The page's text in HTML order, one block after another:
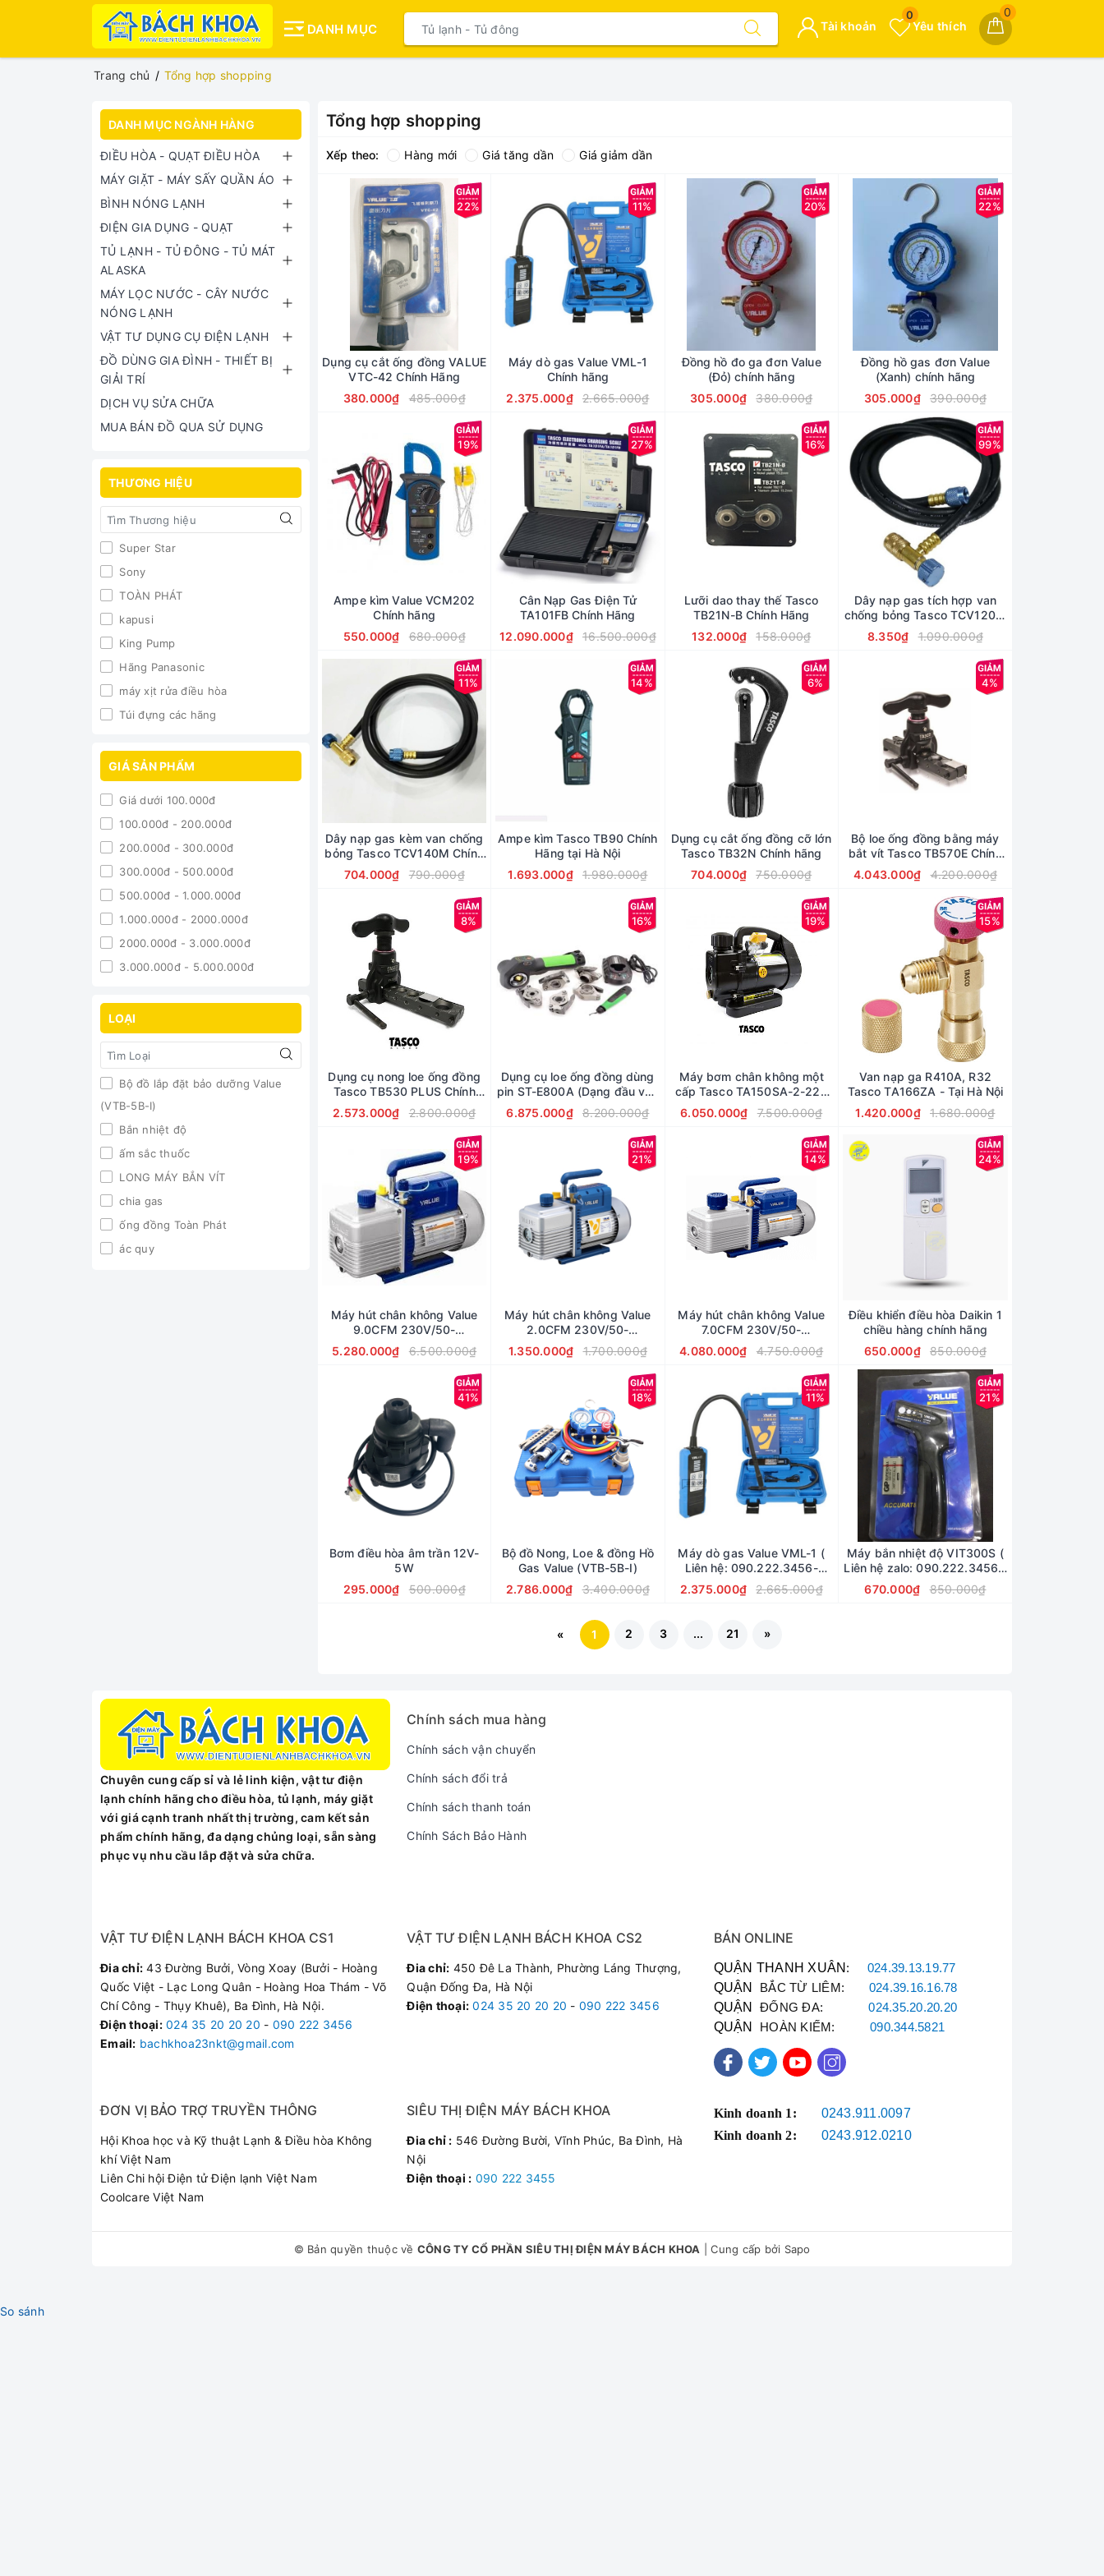
DANH MỤC
0
Yêu thích
0
Tài khoản
Trang chủ Tổng hợp shopping
DANH MỤC NGÀNH HÀNG
ĐIỀU HÒA - QUẠT ĐIỀU HÒA
MÁY GIẶT - MÁY SẤY QUẦN ÁO
BÌNH NÓNG LẠNH
ĐIỆN GIA DỤNG - QUẠT
TỦ LẠNH - TỦ ĐÔNG - TỦ MÁT
ALASKA
MÁY LỌC NƯỚC - CÂY NƯỚC
NÓNG LẠNH
VẬT TƯ DỤNG CỤ ĐIỆN LẠNH
ĐỒ DÙNG GIA ĐÌNH - THIẾT BỊ
GIẢI TRÍ
DỊCH VỤ SỬA CHỮA
MUA BÁN ĐỒ QUA SỬ DỤNG
THƯƠNG HIỆU
Super Star
Sony
TOÀN PHÁT
kapusi
King Pump
Hãng Panasonic
máy xịt rửa điều hòa
Túi đựng các hãng
Romano
goldsun
Hitops
Bach Khoa
gree
Daewoo
MITSUBISHI HEAVY
Chunghop
Mitsubishi
Bách Khoa
DAIKIN
Midea
Bosch
PANASONIC
Rossi
Hans
Picenza
ARISTON
Electrolux
SHARP
GIÁ SẢN PHẨM
Giá dưới 100.000đ
100.000đ - 200.000đ
200.000đ - 300.000đ
300.000đ - 500.000đ
500.000đ - 1.000.000đ
1.000.000đ - 2000.000đ
2000.000đ - 3.000.000đ
3.000.000đ - 5.000.000đ
Giá trên 10.000.000đ
LOẠI
Bộ đồ lắp đặt bảo dưỡng Value
(VTB-5B-I)
Bắn nhiệt độ
ấm sắc thuốc
LONG MÁY BẮN VÍT
chia gas
ống đồng Toàn Phát
ác quy
Khay đá
Máy rửa xe
Thanh đốt
Gía đỡ điều hòa
Bình nước nóng TITANIO
Máy bắn Bulong
LƯỚI LỌC
Bơm điều hòa âm trần
Block tủ lạnh
Giá treo tivi
Sưởi gốm
Điều hòa Casper
Vật tư
Bơm máy giặt LG
Chữ T
Mỏ lết
Kéo cắt sắt
Tổng hợp shopping
Xếp theo: Hàng mới Giá tăng dần Giá giảm dần
22%
Dụng cụ cắt ống đồng VALUE
VTC-42 Chính Hãng
380.000₫
485.000₫
11%
Máy dò gas Value VML-1
Chính hãng
2.375.000₫
2.665.000₫
20%
Đồng hồ đo ga đơn Value
(Đỏ) chính hãng
305.000₫
380.000₫
22%
Đồng hồ gas đơn Value
(Xanh) chính hãng
305.000₫
390.000₫
19%
Ampe kìm Value VCM202
Chính hãng
550.000₫
680.000₫
27%
Cân Nạp Gas Điện Tử
TA101FB Chính Hãng
12.090.000₫
16.500.000₫
16%
Lưỡi dao thay thế Tasco
TB21N-B Chính Hãng
132.000₫
158.000₫
99%
Dây nạp gas tích hợp van
chống bỏng Tasco TCV120M
chính hãng
8.350₫ 1.090.000₫
11%
Dây nạp gas kèm van chống
bỏng Tasco TCV140M Chính
Hãng
704.000₫ 790.000₫
14%
Ampe kìm Tasco TB90 Chính
Hãng tại Hà Nội
1.693.000₫
1.980.000₫
6%
Dụng cụ cắt ống đồng cỡ lớn
Tasco TB32N Chính hãng
704.000₫
750.000₫
4%
Bộ loe ống đồng bằng máy
bắt vít Tasco TB570E Chính
hãng
4.043.000₫ 4.200.000₫
8%
Dụng cụ nong loe ống đồng
Tasco TB530 PLUS Chính
Hãng
2.573.000₫ 2.800.000₫
16%
Dụng cụ loe ống đồng dùng
pin ST-E800A (Dạng đầu vặn
tròn)
6.875.000₫ 8.200.000₫
19%
Máy bơm chân không một
cấp Tasco TA150SA-2-220
tại Hà Nội
6.050.000₫ 7.500.000₫
15%
Van nạp ga R410A, R32
Tasco TA166ZA - Tại Hà Nội
1.420.000₫
1.680.000₫
19%
Máy hút chân không Value
9.0CFM 230V/50-
60Hz(VE280N) tại Hà Nội
5.280.000₫ 6.500.000₫
21%
Máy hút chân không Value
2.0CFM 230V/50-
60Hz(VE115N) tại Hà Nội
1.350.000₫ 1.700.000₫
14%
Máy hút chân không Value
7.0CFM 230V/50-
60Hz(VE260N) tại Hà Nội
4.080.000₫ 4.750.000₫
24%
Điều khiển điều hòa Daikin 1
chiều hàng chính hãng
650.000₫
850.000₫
41%
Bơm điều hòa âm trần 12V-
5W
295.000₫
500.000₫
18%
Bộ đồ Nong, Loe & đồng Hồ
Gas Value (VTB-5B-I)
2.786.000₫
3.400.000₫
11%
Máy dò gas Value VML-1 (
Liên hệ: 090.222.3456-
090.222.3455)
2.375.000₫ 2.665.000₫
21%
Máy bắn nhiệt độ VIT300S (
Liên hệ zalo: 090.222.3456 -
0902223455)
670.000₫ 850.000₫
« 1 2 3 ... 21 »
Chuyên cung cấp sỉ và lẻ linh kiện, vật tư điện
lạnh chính hãng cho điều hòa, tủ lạnh, máy giặt
với giá cạnh tranh nhất thị trường, cam kết sản
phẩm chính hãng, đa dạng chủng loại, sẵn sàng
phục vụ nhu cầu lắp đặt và sửa chữa.
Chính sách mua hàng
Chính sách vận chuyển
Chính sách đổi trả
Chính sách thanh toán
Chính Sách Bảo Hành
VẬT TƯ ĐIỆN LẠNH BÁCH KHOA CS1
Đia chỉ: 43 Đường Bưởi, Vòng Xoay (Bưởi - Hoàng
Quốc Việt - Lạc Long Quân - Hoàng Hoa Thám - Võ
Chí Công - Thụy Khuê), Ba Đình, Hà Nội.
Điện thoại: 024 35 20 20 20 - 090 222 3456
Email: bachkhoa23nkt@gmail.com
VẬT TƯ ĐIỆN LẠNH BÁCH KHOA CS2
Đia chỉ: 450 Đê La Thành, Phường Láng Thượng,
Quận Đống Đa, Hà Nội
Điện thoại: 024 35 20 20 20 - 090 222 3456
BÁN ONLINE
QUẬN THANH XUÂN : 024.39.13.19.77
QUẬN BẮC TỪ LIÊM: 024.39.16.16.78
QUẬN ĐỐNG ĐA:024.35.20.20.20
QUẬN HOÀN KIẾM:090.344.5821
ĐƠN VỊ BẢO TRỢ TRUYỀN THÔNG
Hội Khoa học và Kỹ thuật Lạnh & Điều hòa Không
khí Việt Nam
Liên Chi hội Điện tử Điện lạnh Việt Nam
Coolcare Việt Nam
SIÊU THỊ ĐIỆN MÁY BÁCH KHOA
Đia chỉ : 546 Đường Bười, Vĩnh Phúc, Ba Đình, Hà
Nội
Điện thoại : 090 222 3455
Kinh doanh 1:
0243.911.0097
Kinh doanh 2:
0243.912.0210
© Bản quyền thuộc về CÔNG TY CỔ PHẦN SIÊU THỊ ĐIỆN MÁY BÁCH KHOA Cung cấp bởi Sapo
So sánh